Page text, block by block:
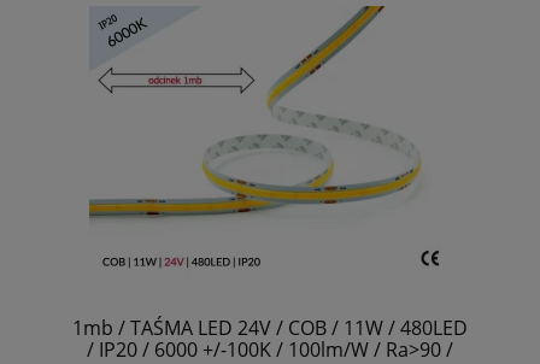
1mb / TAŚMA LED 24V / COB / 11W / 480LED
/ IP20 / 6000 +/-100K / 100lm/W / Ra>90 /